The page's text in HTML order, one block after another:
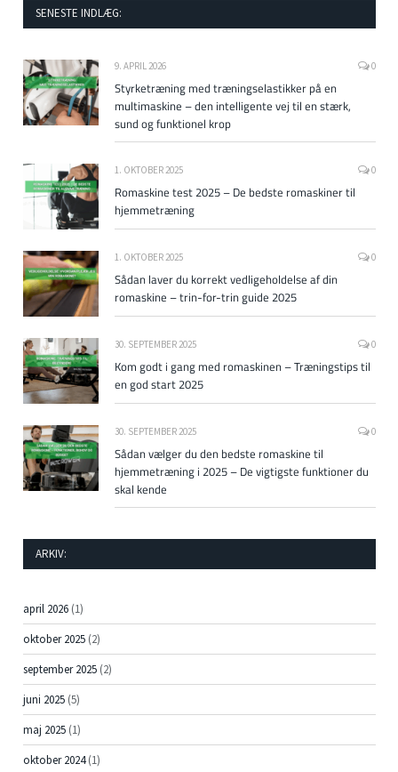
SENESTE INDLÆG:
9. APRIL 2026 0
Styrketræning med træningselastikker på en
multimaskine – den intelligente vej til en stærk,
sund og funktionel krop
1. OKTOBER 2025 0
Romaskine test 2025 – De bedste romaskiner til
hjemmetræning
1. OKTOBER 2025 0
Sådan laver du korrekt vedligeholdelse af din
romaskine – trin-for-trin guide 2025
30. SEPTEMBER 2025 0
Kom godt i gang med romaskinen – Træningstips til
en god start 2025
30. SEPTEMBER 2025 0
Sådan vælger du den bedste romaskine til
hjemmetræning i 2025 – De vigtigste funktioner du
skal kende
ARKIV:
april 2026 (1)
oktober 2025 (2)
september 2025 (2)
juni 2025 (5)
maj 2025 (1)
oktober 2024(1)